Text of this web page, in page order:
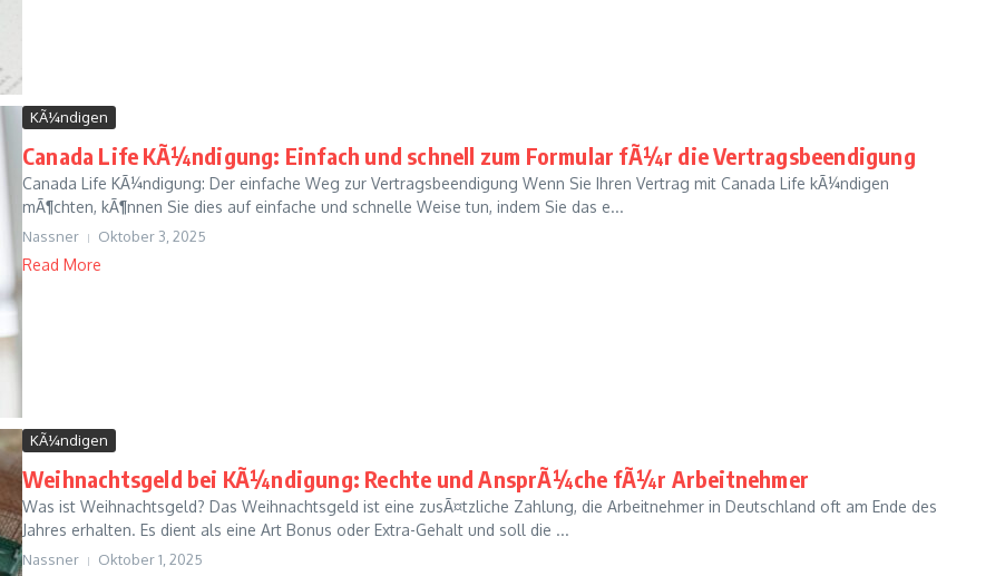
KÃ¼ndigen
Canada Life KÃ¼ndigung: Einfach und schnell zum Formular fÃ¼r die Vertragsbeendigung
Canada Life KÃ¼ndigung: Der einfache Weg zur Vertragsbeendigung Wenn Sie Ihren Vertrag mit Canada Life kÃ¼ndigen
mÃ¶chten, kÃ¶nnen Sie dies auf einfache und schnelle Weise tun, indem Sie das e...
Nassner Oktober 3, 2025
Read More
KÃ¼ndigen
Weihnachtsgeld bei KÃ¼ndigung: Rechte und AnsprÃ¼che fÃ¼r Arbeitnehmer
Was ist Weihnachtsgeld? Das Weihnachtsgeld ist eine zusÃ¤tzliche Zahlung, die Arbeitnehmer in Deutschland oft am Ende des
Jahres erhalten. Es dient als eine Art Bonus oder Extra-Gehalt und soll die ...
Nassner Oktober 1, 2025